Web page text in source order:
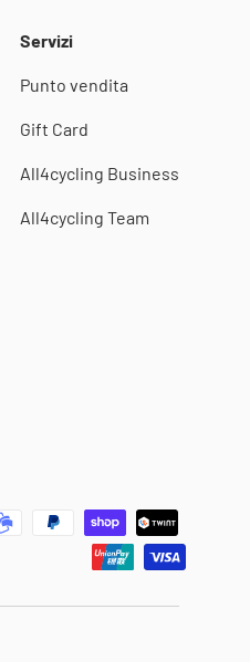
Servizi
Punto vendita
Gift Card
All4cycling Business
All4cycling Team